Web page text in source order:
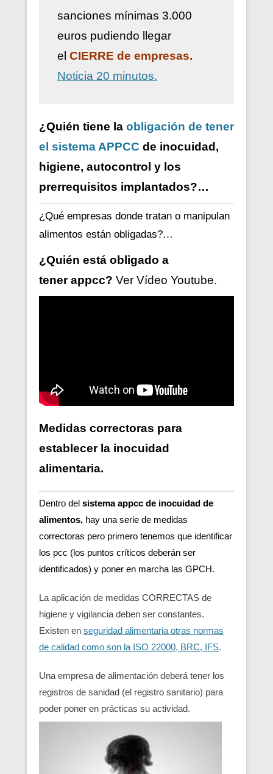
sanciones mínimas 3.000
euros pudiendo llegar
el CIERRE de empresas.
Noticia 20 minutos.
¿Quién tiene la obligación de tener
el sistema APPCC de inocuidad,
higiene, autocontrol y los
prerrequisitos implantados?…
¿Qué empresas donde tratan o manipulan
alimentos están obligadas?…
¿Quién está obligado a
tenerappcc? Ver Vídeo Youtube.
Medidas correctoras para
establecer la inocuidad
alimentaria.
Dentro del sistema appcc de inocuidad de
alimentos, hay una serie de medidas
correctoras pero primero tenemos que identificar
los pcc (los puntos críticos deberán ser
identificados) y poner en marcha las GPCH.
La aplicación de medidas CORRECTAS de
higiene y vigilancia deben ser constantes.
Existen en seguridad alimentaria otras normas
de calidad como son la ISO 22000, BRC, IFS.
Una empresa de alimentación deberá tener los
registros de sanidad (el registro sanitario) para
poder poner en prácticas su actividad.